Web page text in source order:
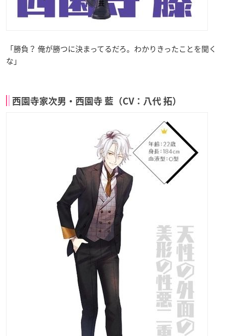
「勝負？ 俺が勝つに決まってるだろ。わかりきったことを聞く
な」
西園寺家次男・西園寺 藍（CV：八代 拓）